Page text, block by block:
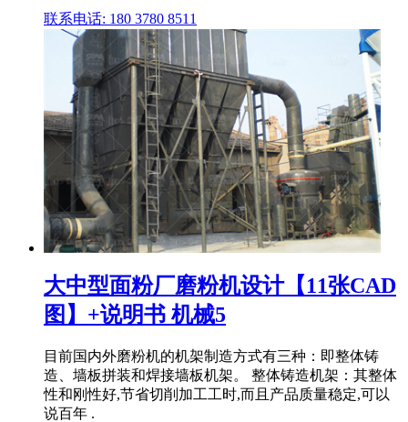
联系电话: 180 3780 8511
大中型面粉厂磨粉机设计【11张CAD
图】+说明书 机械5
目前国内外磨粉机的机架制造方式有三种：即整体铸
造、墙板拼装和焊接墙板机架。 整体铸造机架：其整体
性和刚性好,节省切削加工工时,而且产品质量稳定,可以
说百年 .